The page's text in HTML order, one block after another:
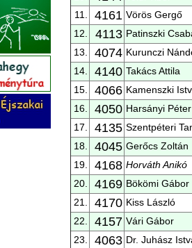
11.
4161 Vörös Gergő
12.
4113 Patinszki
13.
4074 Kurunczi
14.
4140 Takács Attila
15.
4066 Kamenszki
16.
4050 Harsányi Péter
17.
4135 Szentpéteri
18.
4045 Gerőcs Zoltán
19.
4168 Horváth Anikó
20.
4169 Bökömi Gábor
21.
4170 Kiss László
22.
4157 Vári Gábor
23.
4063 Dr. Juhász